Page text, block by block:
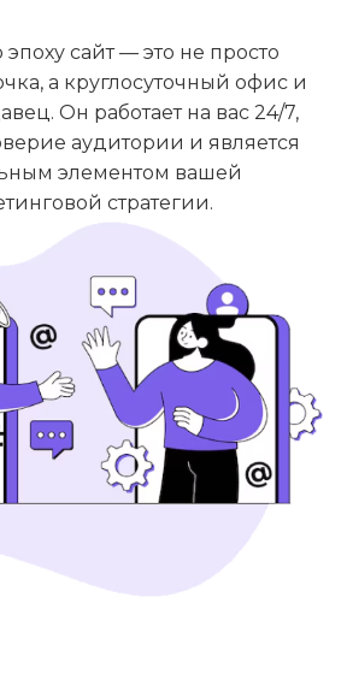
сайт — это не просто
а круглосуточный офис и
Он работает на вас 24/7,
аудитории и является
элементом вашей
стратегии.